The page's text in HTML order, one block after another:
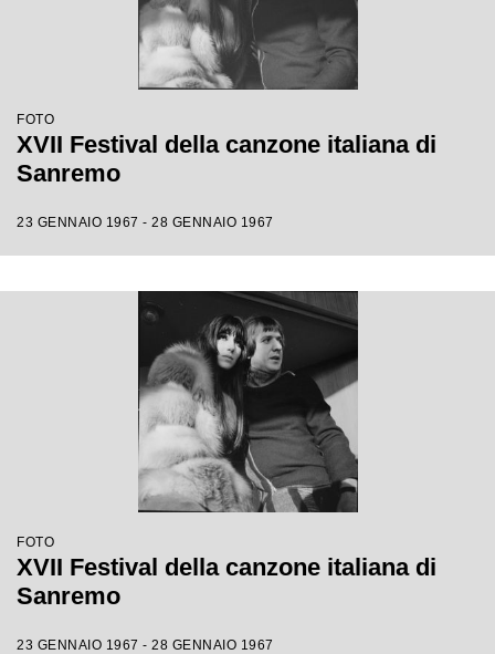
FOTO
XVII Festival della canzone italiana di
Sanremo
23 GENNAIO 1967 - 28 GENNAIO 1967
FOTO
XVII Festival della canzone italiana di
Sanremo
23 GENNAIO 1967 - 28 GENNAIO 1967